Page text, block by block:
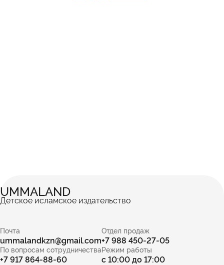
UMMALAND
Детское исламское издательство
Почта
ummalandkzn@gmail.com
Отдел продаж
+7 988 450-27-05
По вопросам сотрудничества
+7 917 864-88-60
Режим работы
с 10:00 до 17:00